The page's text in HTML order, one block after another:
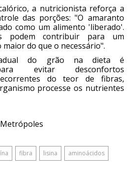
a nutricionista reforça a
das porções: "O amaranto
como um alimento 'liberado'.
podem contribuir para um
do que o necessário".
do grão na dieta é
evitar desconfortos
do teor de fibras,
processe os nutrientes
fibra lisina aminoácidos